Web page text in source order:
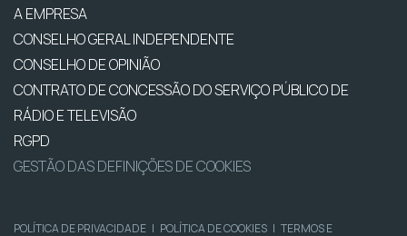
A EMPRESA
CONSELHO GERAL INDEPENDENTE
CONSELHO DE OPINIÃO
CONTRATO DE CONCESSÃO DO SERVIÇO PÚBLICO DE
RÁDIO E TELEVISÃO
RGPD
GESTÃO DAS DEFINIÇÕES DE COOKIES
POLÍTICA DE PRIVACIDADE | POLÍTICA DE COOKIES | TERMOS E